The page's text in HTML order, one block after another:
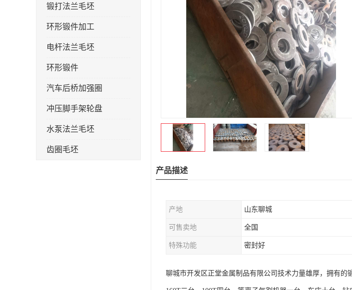
锻打法兰毛坯
环形锻件加工
电杆法兰毛坯
环形锻件
汽车后桥加强圈
冲压脚手架轮盘
水泵法兰毛坯
齿圈毛坯
产品描述
产地 山东聊城
可售卖地 全国
特殊功能 密封好
聊城市开发区正堂金属制品有限公司技术力量雄厚，拥有的